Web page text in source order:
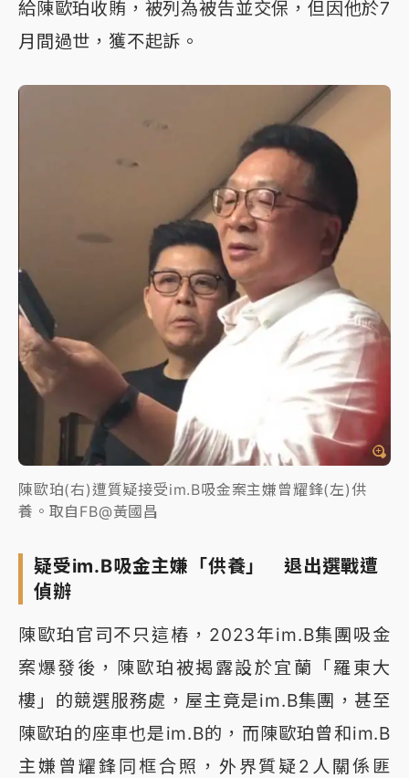
給陳歐珀收賄，被列為被告並交保，但因他於7
月間過世，獲不起訴。
陳歐珀(右)遭質疑接受im.B吸金案主嫌曾耀鋒(左)供
養。取自FB@黃國昌
疑受im.B吸金主嫌「供養」 退出選戰遭
偵辦
陳歐珀官司不只這樁，2023年im.B集團吸金
案爆發後，陳歐珀被揭露設於宜蘭「羅東大
樓」的競選服務處，屋主竟是im.B集團，甚至
陳歐珀的座車也是im.B的，而陳歐珀曾和im.B
主嫌曾耀鋒同框合照，外界質疑2人關係匪